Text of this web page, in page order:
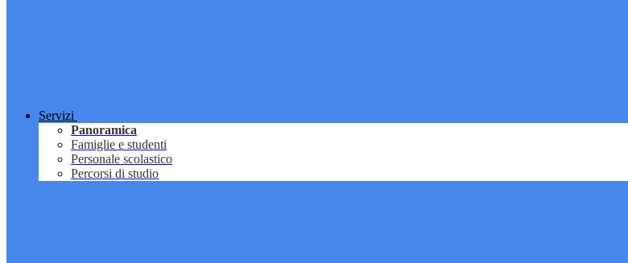
Servizi
Panoramica
Famiglie e studenti
Personale scolastico
Percorsi di studio